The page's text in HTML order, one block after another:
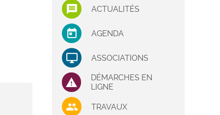
ACTUALITÉS
AGENDA
ASSOCIATIONS
DÉMARCHES EN
LIGNE
TRAVAUX